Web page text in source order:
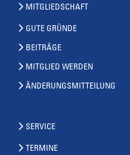
MITGLIEDSCHAFT
GUTE GRÜNDE
BEITRÄGE
MITGLIED WERDEN
ÄNDERUNGSMITTEILUNG
SERVICE
TERMINE